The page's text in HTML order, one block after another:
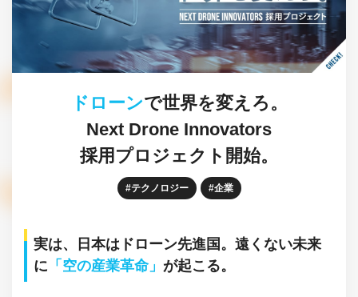
ドローンで世界を変えろ。
Next Drone Innovators
採用プロジェクト開始。
テクノロジー 企業
実は、日本はドローン先進国。遠くない未来
に 「空の産業革命」 が起こる。